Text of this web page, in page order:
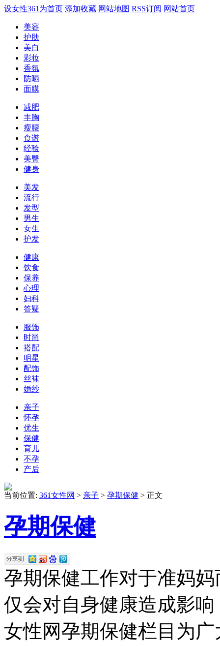
设女性361为首页 添加收藏 网站地图 RSS订阅 网站首页
美容
护肤
美白
彩妆
香氛
防晒
面膜
减肥
丰胸
瘦腰
食谱
经验
美臀
健身
美发
流行
发型
男生
女生
护发
健康
饮食
保养
心理
妇科
答疑
服饰
时尚
搭配
明星
配饰
丝袜
婚纱
亲子
怀孕
优生
保健
育儿
不孕
产后
当前位置: 361女性网 > 亲子 > 孕期保健 > 正文
孕期保健
孕期保健工作对于准妈
仅会对自身健康造成影
女性网孕期保健栏目为